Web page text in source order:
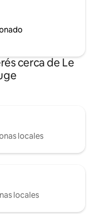
cerca de Le
locales
locales